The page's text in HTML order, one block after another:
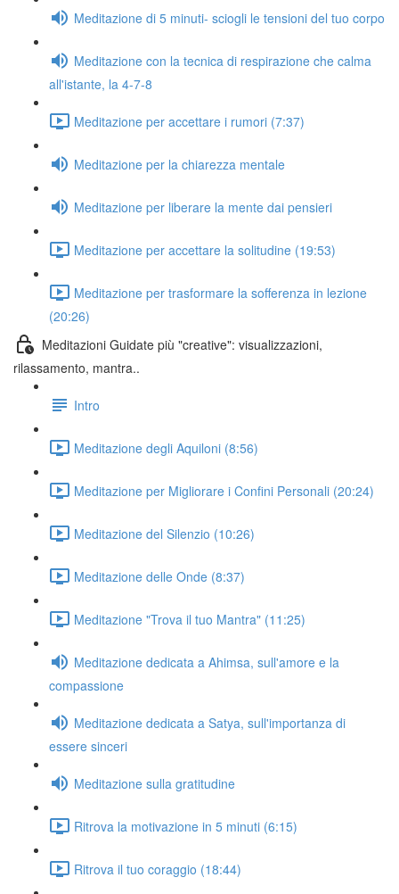
Meditazione di 5 minuti- sciogli le tensioni del tuo corpo
Meditazione con la tecnica di respirazione che calma
all'istante, la 4-7-8
Meditazione per accettare i rumori (7:37)
Meditazione per la chiarezza mentale
Meditazione per liberare la mente dai pensieri
Meditazione per accettare la solitudine (19:53)
Meditazione per trasformare la sofferenza in lezione
(20:26)
Meditazioni Guidate più "creative": visualizzazioni,
rilassamento, mantra..
Intro
Meditazione degli Aquiloni (8:56)
Meditazione per Migliorare i Confini Personali (20:24)
Meditazione del Silenzio (10:26)
Meditazione delle Onde (8:37)
Meditazione "Trova il tuo Mantra" (11:25)
Meditazione dedicata a Ahimsa, sull'amore e la
compassione
Meditazione dedicata a Satya, sull'importanza di
essere sinceri
Meditazione sulla gratitudine
Ritrova la motivazione in 5 minuti (6:15)
Ritrova il tuo coraggio (18:44)